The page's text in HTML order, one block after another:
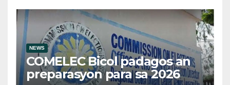
NEWS
COMELEC Bicol padagos an
preparasyon para sa 2026